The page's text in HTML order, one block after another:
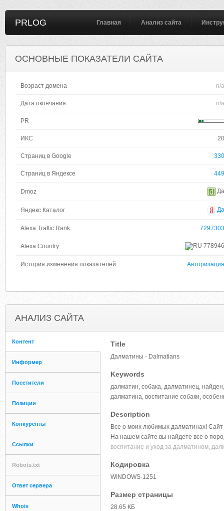
PRLOG Главная Анализ сайта
ОСНОВНЫЕ ПОКАЗАТЕЛИ САЙТА
Возраст домена n/a
Дата окончания n/a
PR
ИКС 20
Страниц в Google 330
Страниц в Яндексе 449
Dmoz Да
Яндекс Каталог Да
Alexa Traffic Rank 7297303
Alexa Country 778946
История изменения показателей Авторизация
АНАЛИЗ САЙТА
Контент
Информер
Посетители
Позиции
Конкуренты
Ссылки
Robots.txt
Ответ сервера
Whois
Title
Далматины - Dalmatians
Keywords
далматин, собака, далматинец,
далматина, воспитание собаки,
Description
Все о моих любимых далматинах!
На нашем сайте вы найдете все о поро
воспитание и уход за далматином,
Кодировка
WINDOWS-1251
Размер страницы
28.65 КБ